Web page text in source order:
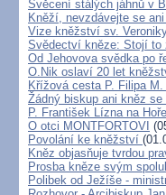
Svěcení stálých jáhnů v
Kněží, nevzdávejte se
Vize kněžství sv.
Svědectví kněze: Stojí to
Od Jehovova svědka po
O.Nik oslaví 20 let
Křížová cesta P. Filipa
Žádný biskup ani kněz
P. František Lízna na
O otci MONTFORTOVI
Povolání ke kněžství
Kněz objasňuje tvrdou
Prosba kněze svým
Polibek od Ježíše -